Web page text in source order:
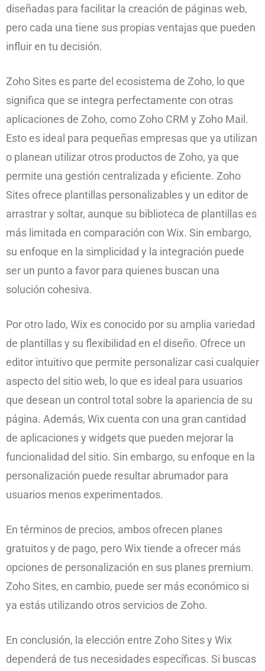
diseñadas para facilitar la creación de páginas web,
pero cada una tiene sus propias ventajas que pueden
influir en tu decisión.
Zoho Sites es parte del ecosistema de Zoho, lo que
significa que se integra perfectamente con otras
aplicaciones de Zoho, como Zoho CRM y Zoho Mail.
Esto es ideal para pequeñas empresas que ya utilizan
o planean utilizar otros productos de Zoho, ya que
permite una gestión centralizada y eficiente. Zoho
Sites ofrece plantillas personalizables y un editor de
arrastrar y soltar, aunque su biblioteca de plantillas es
más limitada en comparación con Wix. Sin embargo,
su enfoque en la simplicidad y la integración puede
ser un punto a favor para quienes buscan una
solución cohesiva.
Por otro lado, Wix es conocido por su amplia variedad
de plantillas y su flexibilidad en el diseño. Ofrece un
editor intuitivo que permite personalizar casi cualquier
aspecto del sitio web, lo que es ideal para usuarios
que desean un control total sobre la apariencia de su
página. Además, Wix cuenta con una gran cantidad
de aplicaciones y widgets que pueden mejorar la
funcionalidad del sitio. Sin embargo, su enfoque en la
personalización puede resultar abrumador para
usuarios menos experimentados.
En términos de precios, ambos ofrecen planes
gratuitos y de pago, pero Wix tiende a ofrecer más
opciones de personalización en sus planes premium.
Zoho Sites, en cambio, puede ser más económico si
ya estás utilizando otros servicios de Zoho.
En conclusión, la elección entre Zoho Sites y Wix
dependerá de tus necesidades específicas. Si buscas